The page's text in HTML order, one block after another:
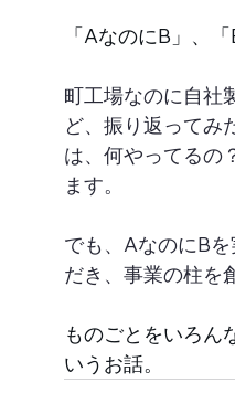
「AなのにB」、
町工場なのに自社
ど、振り返ってみ
は、何やってるの
ます。
でも、AなのにB
だき、事業の柱を
ものごとをいろん
いうお話。